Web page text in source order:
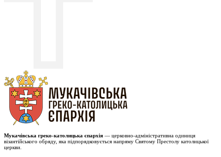
Мукачівська греко-католицька єпархія — церковно-адміністративна одиниця
візантійського обряду, яка підпорядковується напряму Святому Престолу католицької
церкви.